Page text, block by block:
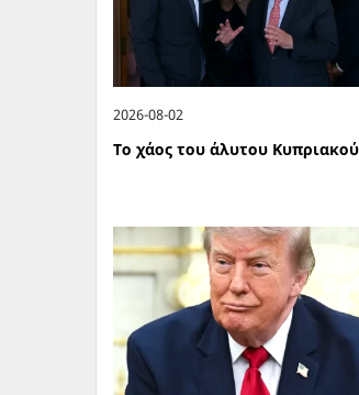
2026-08-02
Το χάος του άλυτου Κυπριακού